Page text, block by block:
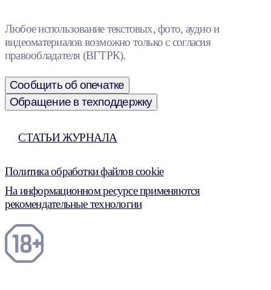
Любое использование текстовых, фото, аудио и
видеоматериалов возможно только с согласия
правообладателя (ВГТРК).
Сообщить об опечатке
Обращение в техподдержку
СТАТЬИ ЖУРНАЛА
Политика обработки файлов cookie
На информационном ресурсе применяются
рекомендательные технологии